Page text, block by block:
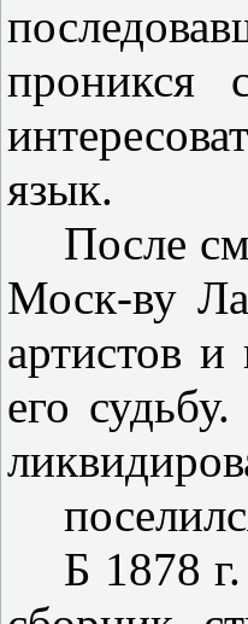
проникся
язык.
После
Моск-ву
артистов
его
Б 1878